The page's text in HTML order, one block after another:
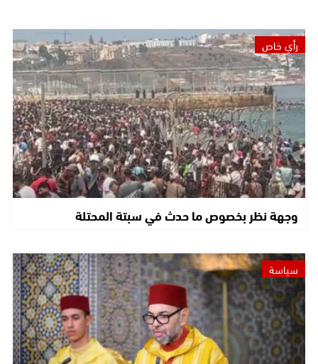
رأي خاص
وجهة نظر بخصوص ما حدث في سبتة المحتلة
سياسة